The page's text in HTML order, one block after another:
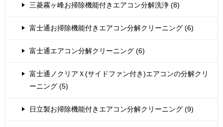
三菱霧ヶ峰お掃除機能付きエアコン分解洗浄 (8)
富士通お掃除機能付きエアコン分解クリーニング (6)
富士通エアコン分解クリーニング (6)
富士通ノクリアＸ(サイドファン付き)エアコンの分解クリ
ーニング (5)
日立製お掃除機能付きエアコン分解クリーニング (9)